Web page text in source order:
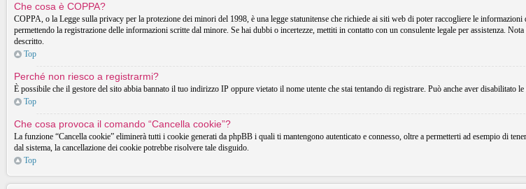
Che cosa è COPPA?
COPPA, o la Legge sulla privacy per la protezione dei minori del 1998, è una legge statunitense che richiede ai siti web di poter raccogliere le
permettendo la registrazione delle informazioni scritte dal minore. Se hai dubbi o incertezze, mettiti in contatto con un consulente legale per assistenza.
descritto.
Top
Perché non riesco a registrarmi?
È possibile che il gestore del sito abbia bannato il tuo indirizzo IP oppure vietato il nome utente che stai tentando di registrare. Può anche aver
Top
Che cosa provoca il comando “Cancella cookie”?
La funzione “Cancella cookie” eliminerà tutti i cookie generati da phpBB i quali ti mantengono autenticato e connesso, oltre a permetterti ad esempio di
dal sistema, la cancellazione dei cookie potrebbe risolvere tale disguido.
Top